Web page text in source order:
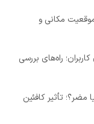
مکانی و
راه‌های بررسی
تأثیر کافئین